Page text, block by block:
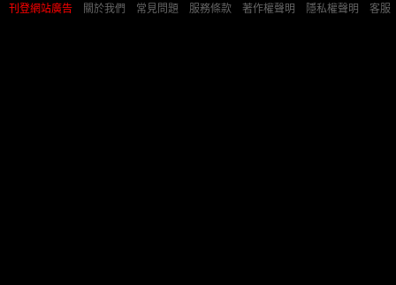
刊登網站廣告 關於我們 常見問題 服務條款 著作權聲明 隱私權聲明 客服